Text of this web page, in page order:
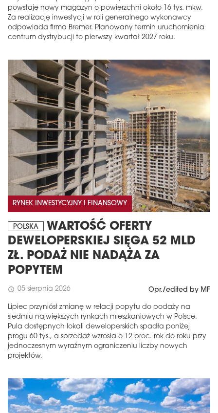
powstaje nowy magazyn o powierzchni około 16 tys. mkw.
Za realizację inwestycji w roli generalnego wykonawcy
odpowiada firma Bremer. Planowany termin uruchomienia
centrum dystrybucji to pierwszy kwartał 2027 roku.
RYNEK INWESTYCYJNY I FINANSOWY
POLSKA
WARTOŚĆ OFERTY
DEWELOPERSKIEJ SIĘGA 52 MLD
ZŁ. PODAŻ NIE NADĄŻA ZA
POPYTEM
schedule 05 sierpnia 2026 Opr./edited by MF
Lipiec przyniósł zmianę w relacji popytu do podaży na
siedmiu największych rynkach mieszkaniowych w Polsce.
Pula dostępnych lokali deweloperskich spadła poniżej
progu 60 tys., a sprzedaż wzrosła o 12 proc. rok do roku przy
jednoczesnym wyraźnym ograniczeniu liczby nowych
projektów.